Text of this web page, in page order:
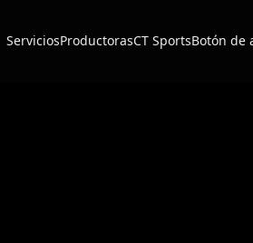
ServiciosProductorasCT SportsBotón de